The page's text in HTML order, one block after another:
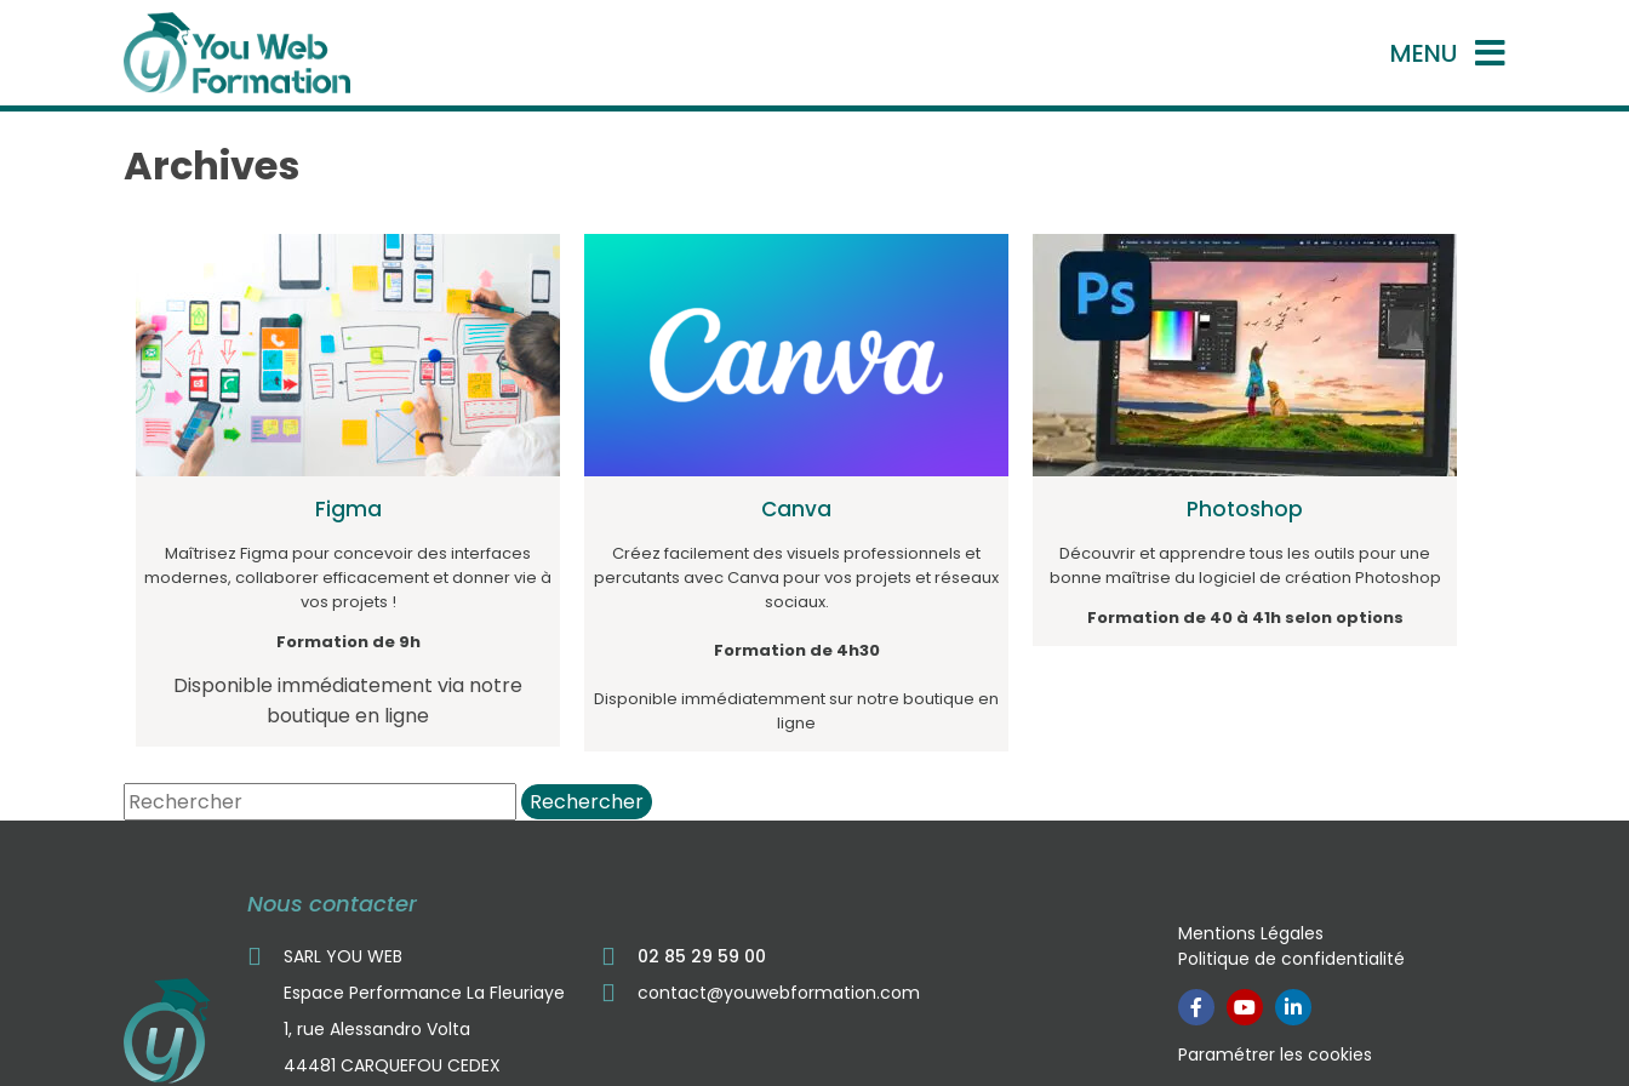
MENU
Archives
Figma
Maîtrisez Figma pour concevoir des interfaces
modernes, collaborer efficacement et donner vie à
vos projets !
Formation de 9h
Disponible immédiatement via notre
boutique en ligne
Canva
Créez facilement des visuels professionnels et
percutants avec Canva pour vos projets et réseaux
sociaux.
Formation de 4h30
Disponible immédiatemment sur notre boutique en
ligne
Photoshop
Découvrir et apprendre tous les outils pour une
bonne maîtrise du logiciel de création Photoshop
Formation de 40 à 41h selon options
Rechercher
Nous contacter
SARL YOU WEB
Espace Performance La Fleuriaye
1, rue Alessandro Volta
44481 CARQUEFOU CEDEX
02 85 29 59 00
contact@youwebformation.com
Mentions Légales
Politique de confidentialité
Paramétrer les cookies